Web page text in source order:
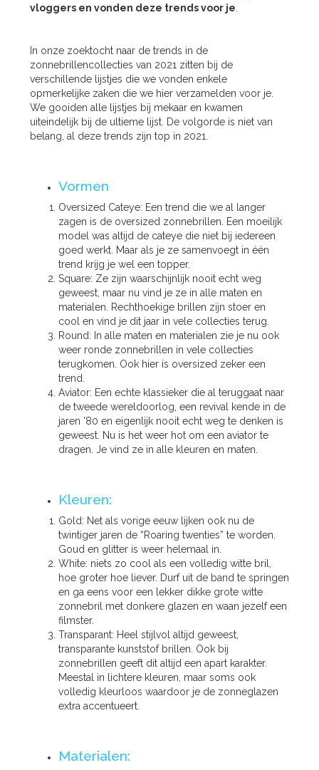
vloggers en vonden deze trends voor je
In onze zoektocht naar de trends in de
zonnebrillencollecties van 2021 zitten bij de
verschillende lijstjes die we vonden enkele
opmerkelijke zaken die we hier verzamelden voor je.
We gooiden alle lijstjes bij mekaar en kwamen
uiteindelijk bij de ultieme lijst. De volgorde is niet van
belang, al deze trends zijn top in 2021.
Vormen
Oversized Cateye: Een trend die we al langer
zagen is de oversized zonnebrillen. Een moeilijk
model was altijd de cateye die niet bij iedereen
goed werkt. Maar als je ze samenvoegt in één
trend krijg je wel een topper.
Square: Ze zijn waarschijnlijk nooit echt weg
geweest, maar nu vind je ze in alle maten en
materialen. Rechthoekige brillen zijn stoer en
cool en vind je dit jaar in vele collecties terug.
Round: In alle maten en materialen zie je nu ook
weer ronde zonnebrillen in vele collecties
terugkomen. Ook hier is oversized zeker een
trend.
Aviator: Een echte klassieker die al teruggaat naar
de tweede wereldoorlog, een revival kende in de
jaren ’80 en eigenlijk nooit echt weg te denken is
geweest. Nu is het weer hot om een aviator te
dragen. Je vind ze in alle kleuren en maten.
Kleuren:
Gold: Net als vorige eeuw lijken ook nu de
twintiger jaren de “Roaring twenties” te worden.
Goud en glitter is weer helemaal in.
White: niets zo cool als een volledig witte bril,
hoe groter hoe liever. Durf uit de band te springen
en ga eens voor een lekker dikke grote witte
zonnebril met donkere glazen en waan jezelf een
filmster.
Transparant: Heel stijlvol altijd geweest,
transparante kunststof brillen. Ook bij
zonnebrillen geeft dit altijd een apart karakter.
Meestal in lichtere kleuren, maar soms ook
volledig kleurloos waardoor je de zonneglazen
extra accentueert.
Materialen: